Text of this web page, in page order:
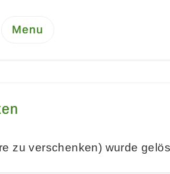
Menu
zu verschenken) wurde